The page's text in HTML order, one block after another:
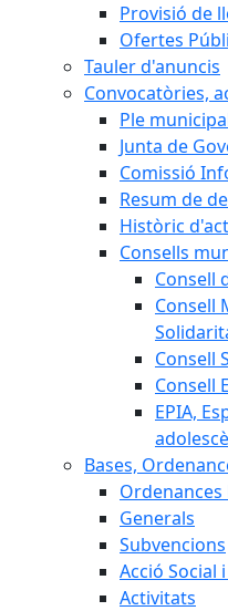
Provisió de
Ofertes
Tauler d'anuncis
Convocatòries,
Ple
Junta de
Comissió
Resum de
Històric
Consells
Consell
Consell
Consell
Consell
EPIA,
Bases,
Ordenances
Generals
Subvencions
Acció Social
Activitats